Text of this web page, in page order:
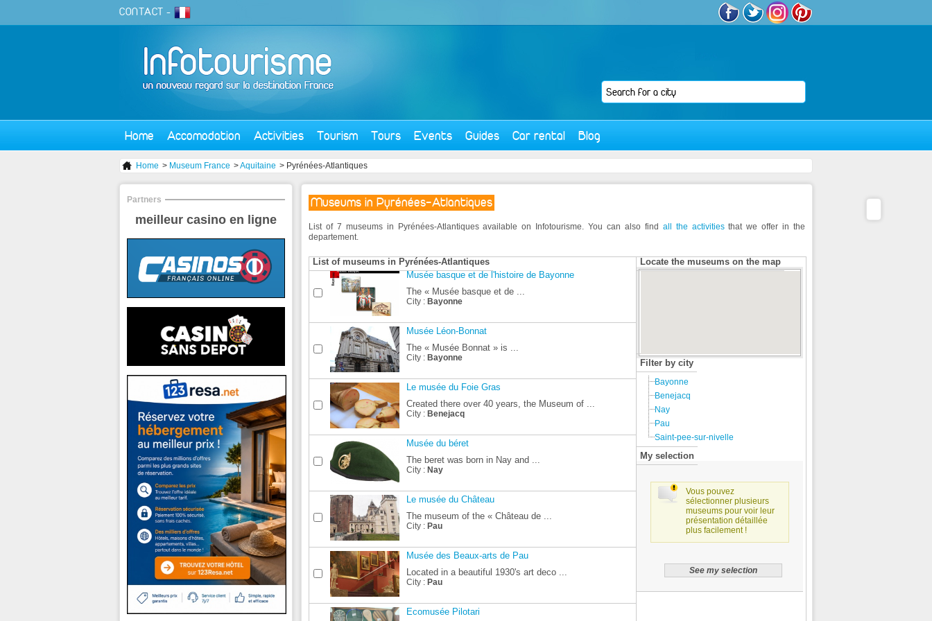
CONTACT -
Home Accomodation Activities Tourism Tours Events Guides Car rental Blog
Home > Museum France >Aquitaine > Pyrénées-Atlantiques
Museums in Pyrénées-Atlantiques
List of 7 museums in Pyrénées-Atlantiques available on Infotourisme. You can also find all the activitiesthat we offer in the
departement.
List of museums in Pyrénées-Atlantiques
Musée basque et de l'histoire de Bayonne
The « Musée basque et de ...
City : Bayonne
Musée Léon-Bonnat
The « Musée Bonnat » is ...
City : Bayonne
Le musée du Foie Gras
Created there over 40 years, the Museum of ...
City : Benejacq
Musée du béret
The beret was born in Nay and ...
City : Nay
Le musée du Château
The museum of the « Château de ...
City : Pau
Musée des Beaux-arts de Pau
Located in a beautiful 1930's art deco ...
City : Pau
Ecomusée Pilotari
Locate the museums on the map
Filter by city
Bayonne
Benejacq
Nay
Pau
Saint-pee-sur-nivelle
My selection
Vous pouvez
sélectionner plusieurs
museums pour voir leur
présentation détaillée
plus facilement !
Partners
meilleur casino en ligne